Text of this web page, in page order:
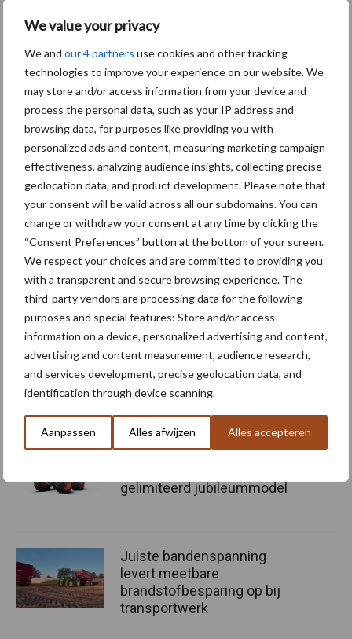
We value your privacy
We and our 4 partners use cookies and other tracking
technologies to improve your experience on our website. We
may store and/or access information from your device and
process the personal data, such as your IP address and
browsing data, for purposes like providing you with
personalized ads and content, measuring marketing campaign
effectiveness, analyzing audience insights, collecting precise
geolocation data, and product development. Please note that
your consent will be valid across all our subdomains. You can
change or withdraw your consent at any time by clicking the
“Consent Preferences” button at the bottom of your screen.
We respect your choices and are committed to providing you
with a transparent and secure browsing experience. The
third-party vendors are processing data for the following
purposes and special features: Store and/or access
information on a device, personalized advertising and content,
advertising and content measurement, audience research,
and services development, precise geolocation data, and
identification through device scanning.
Aanpassen Alles afwijzen Alles accepteren
geactiveerd zodra de chauffeur de rijrichting verandert door de
CMOTION rijhendel in werking heeft gezet. Op die manier wordt
beschermd. Omdat bij deze automatische remondersteuning
pulserend wordt geremd, wordt bovendien voorkomen dat het
systeem oververhit raakt.
zomer 2021 en kan op modellen van de ARION 500/600 CMATIC
vanaf bouwjaar 2020 naderhand worden gemonteerd.
Kamps de Wild
Aanbevolen voor jou! trekkers
Claas komt met drie nieuwe
Axion 8 Cmatic-modellen
tot 313 pk
Fendt viert 50.000e Fendt
gelimiteerd jubileummodel
Juiste bandenspanning
levert meetbare
brandstofbesparing op bij
transportwerk